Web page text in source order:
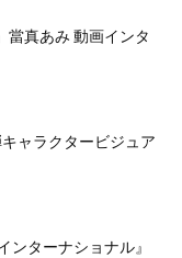
當真あみ 動画インタ
ャラクタービジュア
ンターナショナル』